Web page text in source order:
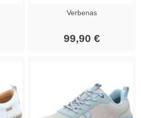
Verbenas
99,90 €